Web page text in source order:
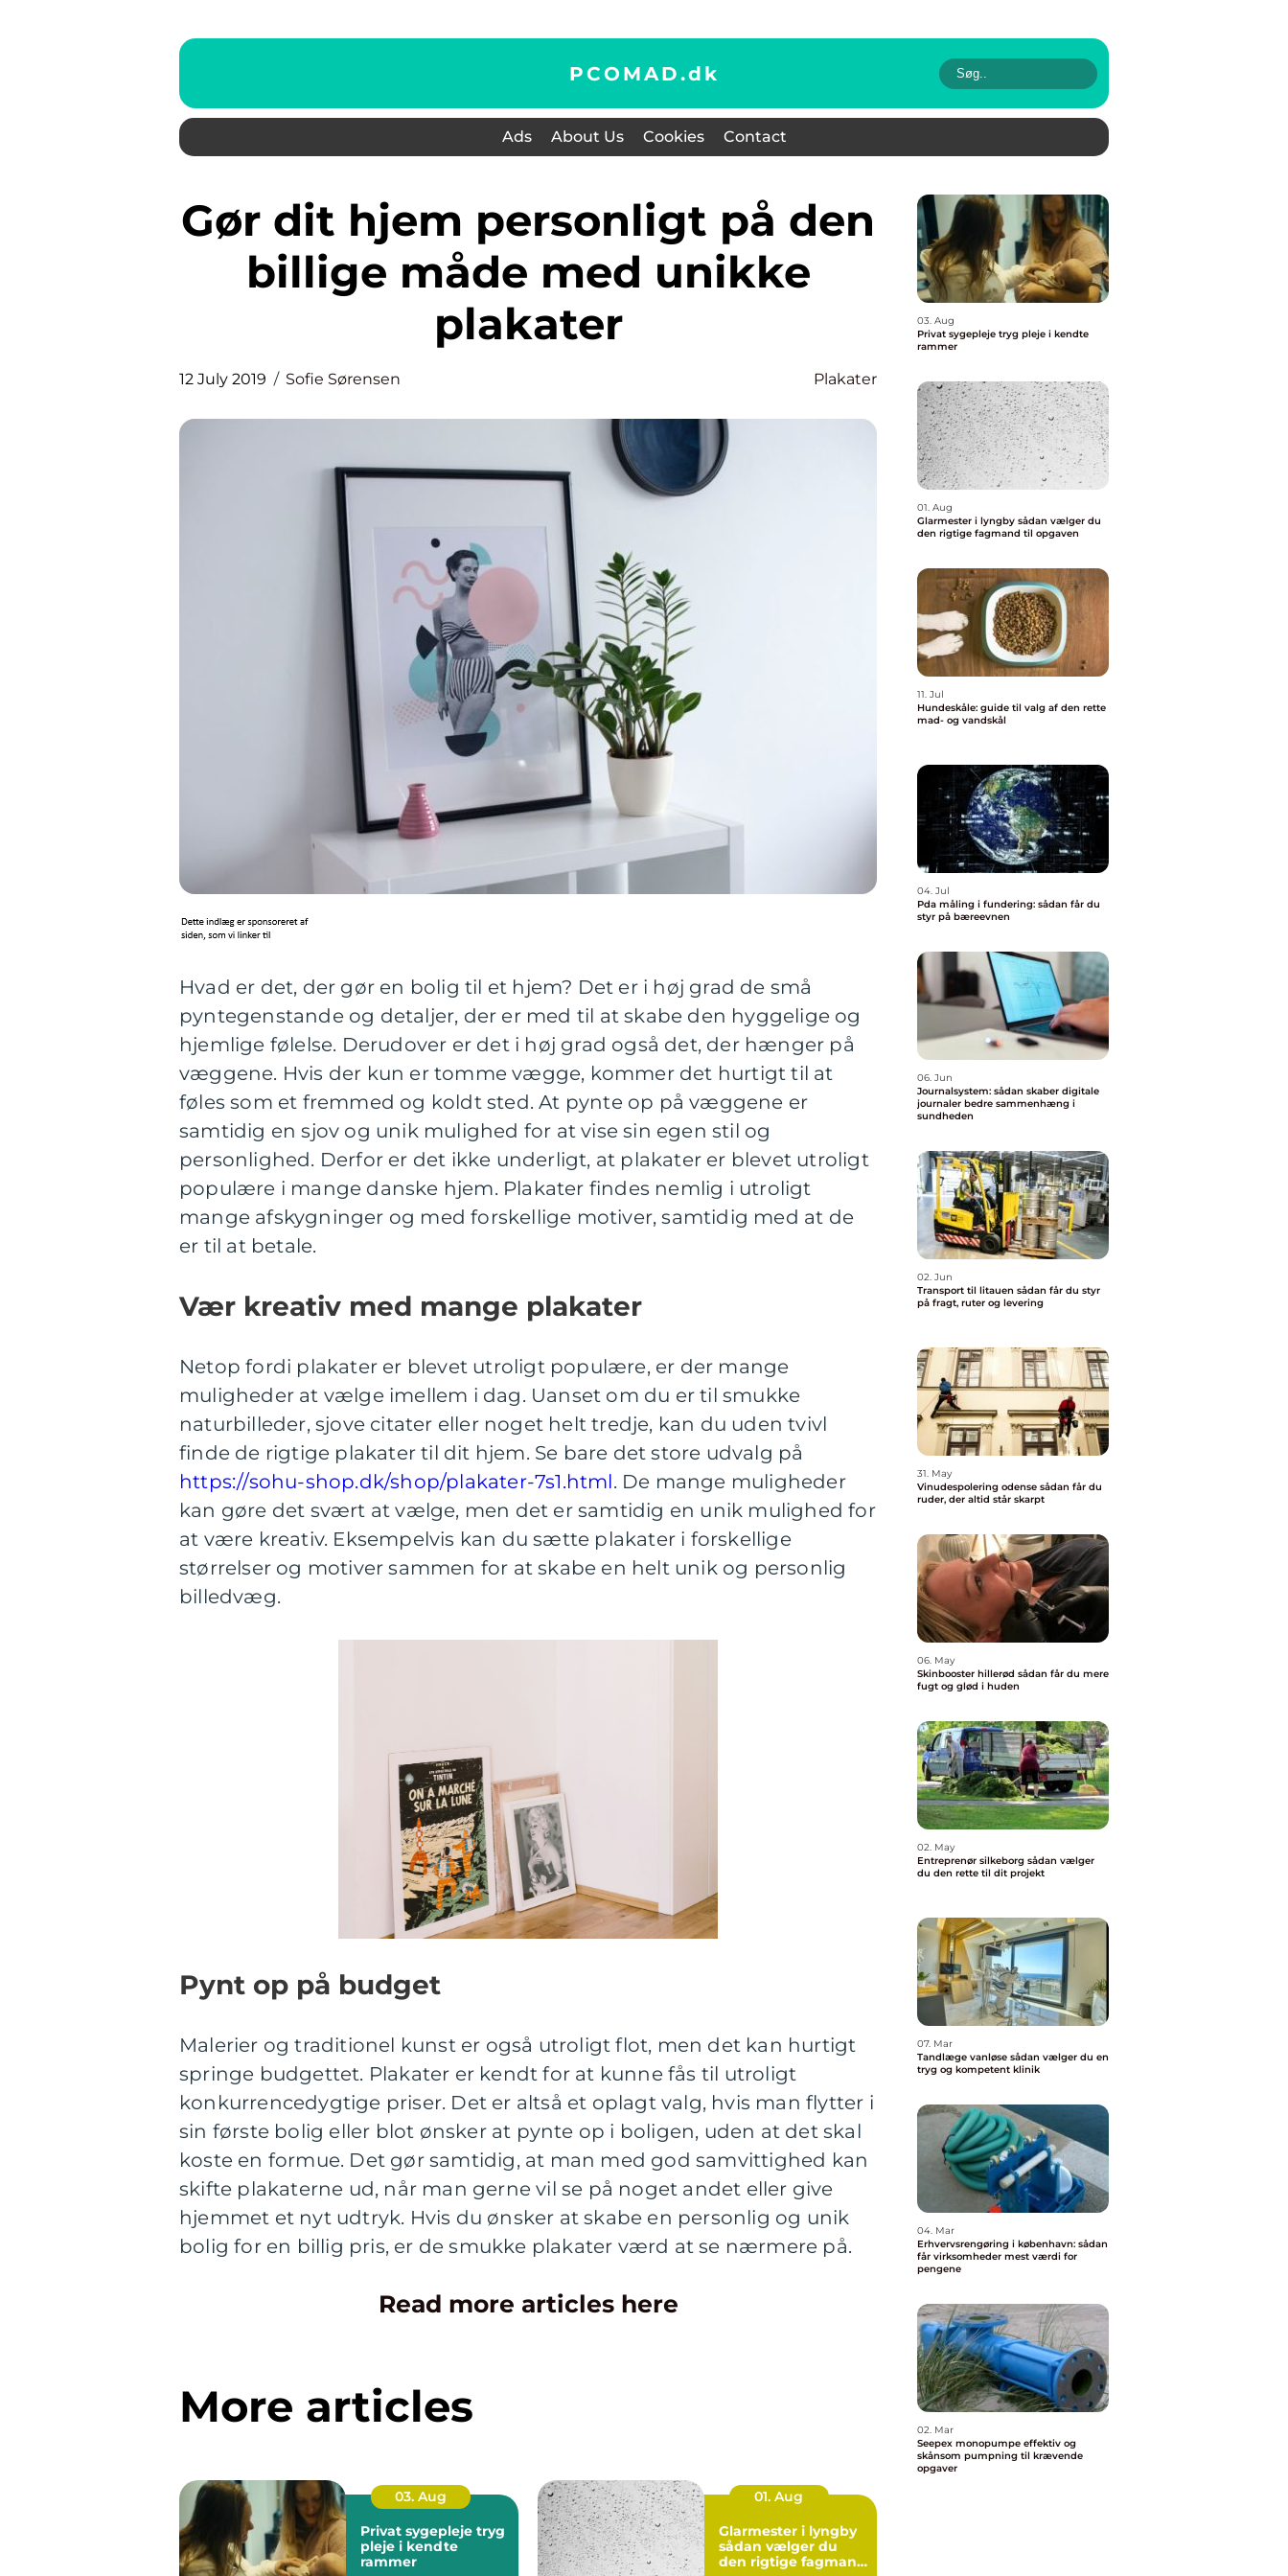
PCOMAD.dk
Ads About Us Cookies Contact
Gør dit hjem personligt på den
billige måde med unikke
plakater
12 July 2019 Sofie Sørensen Plakater
Hvad er det, der gør en bolig til et hjem? Det er i høj grad de små
pyntegenstande og detaljer, der er med til at skabe den hyggelige og
hjemlige følelse. Derudover er det i høj grad også det, der hænger på
væggene. Hvis der kun er tomme vægge, kommer det hurtigt til at
føles som et fremmed og koldt sted. At pynte op på væggene er
samtidig en sjov og unik mulighed for at vise sin egen stil og
personlighed. Derfor er det ikke underligt, at plakater er blevet utroligt
populære i mange danske hjem. Plakater findes nemlig i utroligt
mange afskygninger og med forskellige motiver, samtidig med at de
er til at betale.
Vær kreativ med mange plakater
Netop fordi plakater er blevet utroligt populære, er der mange
muligheder at vælge imellem i dag. Uanset om du er til smukke
naturbilleder, sjove citater eller noget helt tredje, kan du uden tvivl
finde de rigtige plakater til dit hjem. Se bare det store udvalg på
https://sohu-shop.dk/shop/plakater-7s1.html. De mange muligheder
kan gøre det svært at vælge, men det er samtidig en unik mulighed for
at være kreativ. Eksempelvis kan du sætte plakater i forskellige
størrelser og motiver sammen for at skabe en helt unik og personlig
billedvæg.
Pynt op på budget
Malerier og traditionel kunst er også utroligt flot, men det kan hurtigt
springe budgettet. Plakater er kendt for at kunne fås til utroligt
konkurrencedygtige priser. Det er altså et oplagt valg, hvis man flytter i
sin første bolig eller blot ønsker at pynte op i boligen, uden at det skal
koste en formue. Det gør samtidig, at man med god samvittighed kan
skifte plakaterne ud, når man gerne vil se på noget andet eller give
hjemmet et nyt udtryk. Hvis du ønsker at skabe en personlig og unik
bolig for en billig pris, er de smukke plakater værd at se nærmere på.
Read more articles here
More articles
03. Aug
Privat sygepleje tryg
pleje i kendte
rammer
01. Aug
Glarmester i lyngby
sådan vælger du
den rigtige fagmand
03. Aug
Privat sygepleje tryg pleje i kendte
rammer
01. Aug
Glarmester i lyngby sådan vælger du
den rigtige fagmand til opgaven
11. Jul
Hundeskåle: guide til valg af den rette
mad- og vandskål
04. Jul
Pda måling i fundering: sådan får du
styr på bæreevnen
06. Jun
Journalsystem: sådan skaber digitale
journaler bedre sammenhæng i
sundheden
02. Jun
Transport til litauen sådan får du styr
på fragt, ruter og levering
31. May
Vinudespolering odense sådan får du
ruder, der altid står skarpt
06. May
Skinbooster hillerød sådan får du mere
fugt og glød i huden
02. May
Entreprenør silkeborg sådan vælger
du den rette til dit projekt
07. Mar
Tandlæge vanløse sådan vælger du en
tryg og kompetent klinik
04. Mar
Erhvervsrengøring i københavn: sådan
får virksomheder mest værdi for
pengene
02. Mar
Seepex monopumpe effektiv og
skånsom pumpning til krævende
opgaver